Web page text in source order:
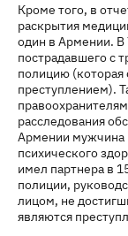
Кроме того, в
раскрытия
один в Армении. В
пострадавшего с
полицию (которая
преступлением).
расследования
Армении мужчина
психического
имел партнера в
полиции,
лицом, не
являются